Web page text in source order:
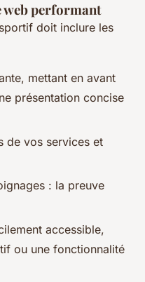
web performant
doit inclure les
mettant en avant
présentation concise
de vos services et
: la preuve
accessible,
ou une fonctionnalité